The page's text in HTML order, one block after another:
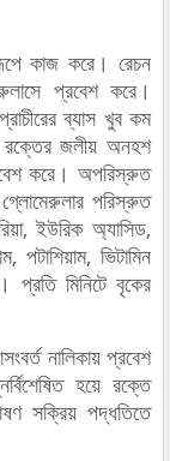
কাজ করে। রেচন
প্রবেশ করে।
ব্যাস খুব কম
রক্তের জলীয় অনহশ
করে। অপরিস্রুত
গ্লোমেরুলার পরিস্রুত
ইউরিক অ্যাসিড,
পটাশিয়াম, ভিটামিন
মিনিটে বৃকের
নালিকায় প্রবেশ
হয়ে রক্তে
সক্রিয় পদ্ধতিতে